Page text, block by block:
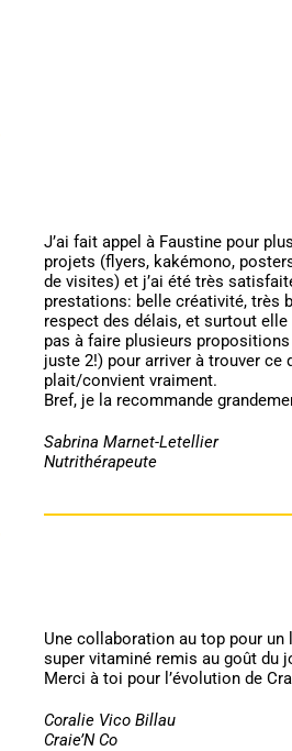
J’ai fait appel à Faustine pour
projets (flyers, kakémono,
de visites) et j’ai été très
prestations: belle créativité, très
respect des délais, et surtout elle
pas à faire plusieurs propositions
juste 2!) pour arriver à trouver ce
plait/convient vraiment.
Bref, je la recommande
Sabrina Marnet-Letellier
Nutrithérapeute
Une collaboration au top pour un
super vitaminé remis au goût du
Merci à toi pour l’évolution de
Coralie Vico Billau
Craie’N Co